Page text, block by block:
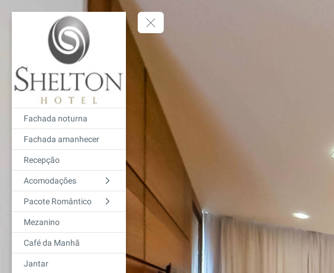
Fachada noturna
Fachada amanhecer
Recepção
Acomodações
Pacote Romântico
Mezanino
Café da Manhã
Jantar